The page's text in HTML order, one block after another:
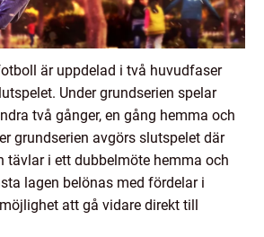
är uppdelad i två huvudfaser
Under grundserien spelar
två gånger, en gång hemma och
grundserien avgörs slutspelet där
tävlar i ett dubbelmöte hemma och
lagen belönas med fördelar i
att gå vidare direkt till